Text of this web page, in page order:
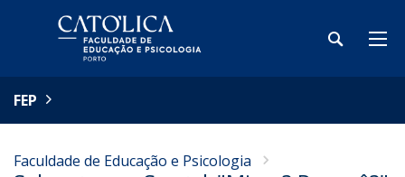
FEP
Faculdade de Educação e Psicologia